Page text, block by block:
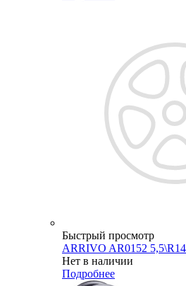
Быстрый просмотр
ARRIVO AR0152
Нет в наличии
Подробнее